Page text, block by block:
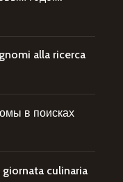
alla ricerca
в поисках
giornata culinaria